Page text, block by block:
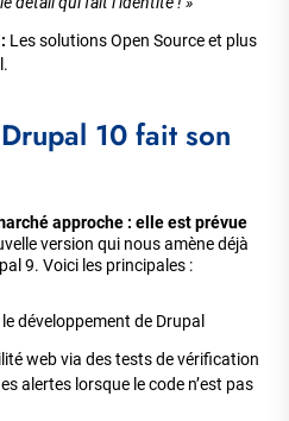
Les solutions Open Source et plus
10 fait son
approche : elle est prévue
version qui nous amène déjà
9. Voici les principales :
développement de Drupal
web via des tests de vérification
alertes lorsque le code n’est pas